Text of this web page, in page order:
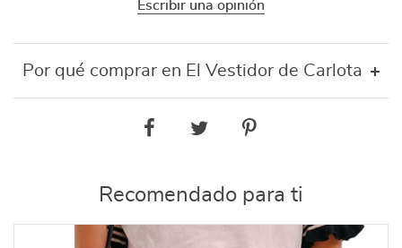
Escribir una opinión
Por qué comprar en El Vestidor de Carlota
Recomendado para ti